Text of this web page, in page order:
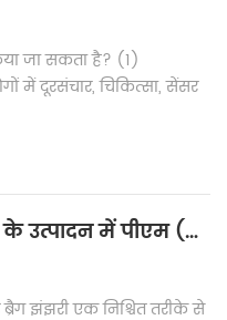
जा सकता है? (1)
में दूरसंचार, चिकित्सा, सेंसर
फाइबर ब्रैग ग्रेटिंग (एफबीजी) के उत्पादन में पीएम (ध्रुवीकरण-अनुरक्षण) फ्यूजन स्प्लिसर
झंझरी एक निश्चित तरीके से